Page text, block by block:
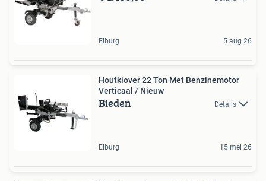
Elburg 5 aug 26
Houtklover 22 Ton Met Benzinemotor
Verticaal / Nieuw
Bieden Details
Elburg 15 mei 26